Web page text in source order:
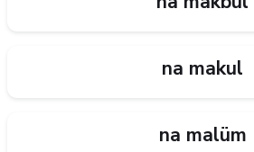
na makul
na malüm